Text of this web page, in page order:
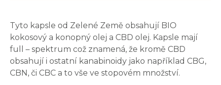
Tyto kapsle od Zelené Země obsahují BIO
kokosový a konopný olej a CBD olej. Kapsle mají
full – spektrum což znamená, že kromě CBD
obsahují i ostatní kanabinoidy jako například CBG,
CBN, či CBC a to vše ve stopovém množství.